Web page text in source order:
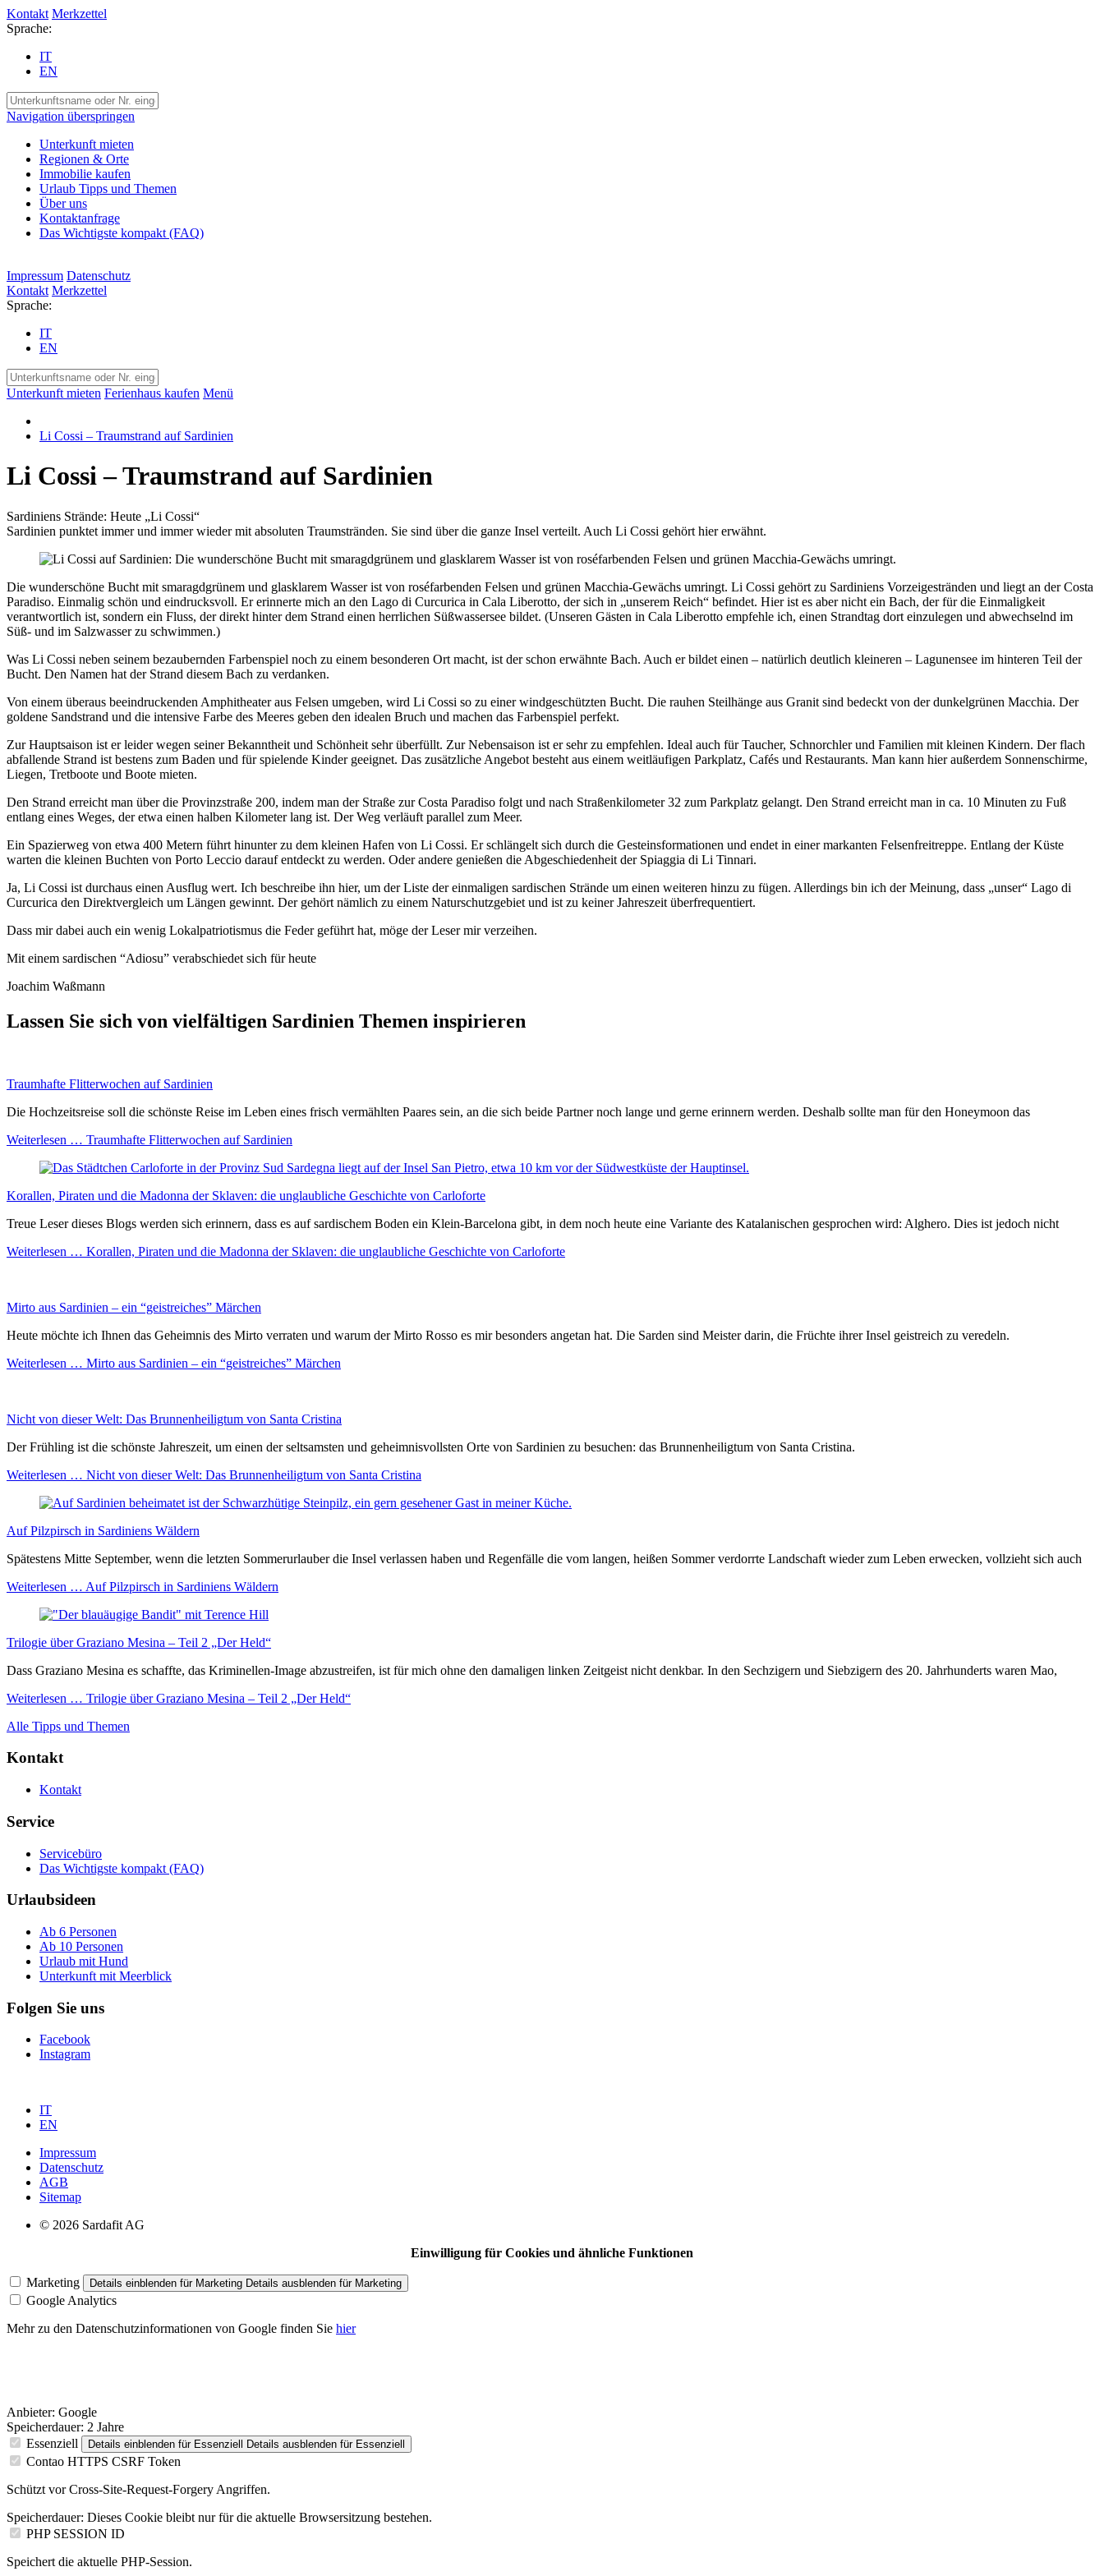
Kontakt Merkzettel
Sprache:
IT
EN
Navigation überspringen
Unterkunft mieten
Regionen & Orte
Immobilie kaufen
Urlaub Tipps und Themen
Über uns
Kontaktanfrage
Das Wichtigste kompakt (FAQ)
Impressum Datenschutz
Kontakt Merkzettel
Sprache:
IT
EN
Unterkunft mieten Ferienhaus kaufen Menü
Li Cossi – Traumstrand auf Sardinien
Li Cossi – Traumstrand auf Sardinien
Sardiniens Strände: Heute „Li Cossi“
Sardinien punktet immer und immer wieder mit absoluten Traumstränden. Sie sind über die ganze Insel verteilt. Auch Li Cossi gehört hier erwähnt.
Die wunderschöne Bucht mit smaragdgrünem und glasklarem Wasser ist von roséfarbenden Felsen und grünen Macchia-Gewächs umringt. Li Cossi gehört zu Sardiniens Vorzeigestränden und liegt an der Costa
Paradiso. Einmalig schön und eindrucksvoll. Er erinnerte mich an den Lago di Curcurica in Cala Liberotto, der sich in „unserem Reich“ befindet. Hier ist es aber nicht ein Bach, der für die Einmaligkeit
verantwortlich ist, sondern ein Fluss, der direkt hinter dem Strand einen herrlichen Süßwassersee bildet. (Unseren Gästen in Cala Liberotto empfehle ich, einen Strandtag dort einzulegen und abwechselnd im
Süß- und im Salzwasser zu schwimmen.)
Was Li Cossi neben seinem bezaubernden Farbenspiel noch zu einem besonderen Ort macht, ist der schon erwähnte Bach. Auch er bildet einen – natürlich deutlich kleineren – Lagunensee im hinteren Teil der
Bucht. Den Namen hat der Strand diesem Bach zu verdanken.
Von einem überaus beeindruckenden Amphitheater aus Felsen umgeben, wird Li Cossi so zu einer windgeschützten Bucht. Die rauhen Steilhänge aus Granit sind bedeckt von der dunkelgrünen Macchia. Der
goldene Sandstrand und die intensive Farbe des Meeres geben den idealen Bruch und machen das Farbenspiel perfekt.
Zur Hauptsaison ist er leider wegen seiner Bekanntheit und Schönheit sehr überfüllt. Zur Nebensaison ist er sehr zu empfehlen. Ideal auch für Taucher, Schnorchler und Familien mit kleinen Kindern. Der flach
abfallende Strand ist bestens zum Baden und für spielende Kinder geeignet. Das zusätzliche Angebot besteht aus einem weitläufigen Parkplatz, Cafés und Restaurants. Man kann hier außerdem Sonnenschirme,
Liegen, Tretboote und Boote mieten.
Den Strand erreicht man über die Provinzstraße 200, indem man der Straße zur Costa Paradiso folgt und nach Straßenkilometer 32 zum Parkplatz gelangt. Den Strand erreicht man in ca. 10 Minuten zu Fuß
entlang eines Weges, der etwa einen halben Kilometer lang ist. Der Weg verläuft parallel zum Meer.
Ein Spazierweg von etwa 400 Metern führt hinunter zu dem kleinen Hafen von Li Cossi. Er schlängelt sich durch die Gesteinsformationen und endet in einer markanten Felsenfreitreppe. Entlang der Küste
warten die kleinen Buchten von Porto Leccio darauf entdeckt zu werden. Oder andere genießen die Abgeschiedenheit der Spiaggia di Li Tinnari.
Ja, Li Cossi ist durchaus einen Ausflug wert. Ich beschreibe ihn hier, um der Liste der einmaligen sardischen Strände um einen weiteren hinzu zu fügen. Allerdings bin ich der Meinung, dass „unser“ Lago di
Curcurica den Direktvergleich um Längen gewinnt. Der gehört nämlich zu einem Naturschutzgebiet und ist zu keiner Jahreszeit überfrequentiert.
Dass mir dabei auch ein wenig Lokalpatriotismus die Feder geführt hat, möge der Leser mir verzeihen.
Mit einem sardischen “Adiosu” verabschiedet sich für heute
Joachim Waßmann
Lassen Sie sich von vielfältigen Sardinien Themen inspirieren
Traumhafte Flitterwochen auf Sardinien
Die Hochzeitsreise soll die schönste Reise im Leben eines frisch vermählten Paares sein, an die sich beide Partner noch lange und gerne erinnern werden. Deshalb sollte man für den Honeymoon das
Weiterlesen … Traumhafte Flitterwochen auf Sardinien
Korallen, Piraten und die Madonna der Sklaven: die unglaubliche Geschichte von Carloforte
Treue Leser dieses Blogs werden sich erinnern, dass es auf sardischem Boden ein Klein-Barcelona gibt, in dem noch heute eine Variante des Katalanischen gesprochen wird: Alghero. Dies ist jedoch nicht
Weiterlesen … Korallen, Piraten und die Madonna der Sklaven: die unglaubliche Geschichte von Carloforte
Mirto aus Sardinien – ein “geistreiches” Märchen
Heute möchte ich Ihnen das Geheimnis des Mirto verraten und warum der Mirto Rosso es mir besonders angetan hat. Die Sarden sind Meister darin, die Früchte ihrer Insel geistreich zu veredeln.
Weiterlesen … Mirto aus Sardinien – ein “geistreiches” Märchen
Nicht von dieser Welt: Das Brunnenheiligtum von Santa Cristina
Der Frühling ist die schönste Jahreszeit, um einen der seltsamsten und geheimnisvollsten Orte von Sardinien zu besuchen: das Brunnenheiligtum von Santa Cristina.
Weiterlesen … Nicht von dieser Welt: Das Brunnenheiligtum von Santa Cristina
Auf Pilzpirsch in Sardiniens Wäldern
Spätestens Mitte September, wenn die letzten Sommerurlauber die Insel verlassen haben und Regenfälle die vom langen, heißen Sommer verdorrte Landschaft wieder zum Leben erwecken, vollzieht sich auch
Weiterlesen … Auf Pilzpirsch in Sardiniens Wäldern
Trilogie über Graziano Mesina – Teil 2 „Der Held“
Dass Graziano Mesina es schaffte, das Kriminellen-Image abzustreifen, ist für mich ohne den damaligen linken Zeitgeist nicht denkbar. In den Sechzigern und Siebzigern des 20. Jahrhunderts waren Mao,
Weiterlesen … Trilogie über Graziano Mesina – Teil 2 „Der Held“
Alle Tipps und Themen
Kontakt
Kontakt
Service
Servicebüro
Das Wichtigste kompakt (FAQ)
Urlaubsideen
Ab 6 Personen
Ab 10 Personen
Urlaub mit Hund
Unterkunft mit Meerblick
Folgen Sie uns
Facebook
Instagram
IT
EN
Impressum
Datenschutz
AGB
Sitemap
© 2026 Sardafit AG
Einwilligung für Cookies und ähnliche Funktionen
Marketing Details einblenden für Marketing Details ausblenden für Marketing
Google Analytics
Mehr zu den Datenschutzinformationen von Google finden Sie hier
Anbieter: Google
Speicherdauer: 2 Jahre
Essenziell
Details einblenden für Essenziell Details ausblenden für Essenziell
Contao HTTPS CSRF Token
Schützt vor Cross-Site-Request-Forgery Angriffen.
Speicherdauer: Dieses Cookie bleibt nur für die aktuelle Browsersitzung bestehen.
PHP SESSION ID
Speichert die aktuelle PHP-Session.